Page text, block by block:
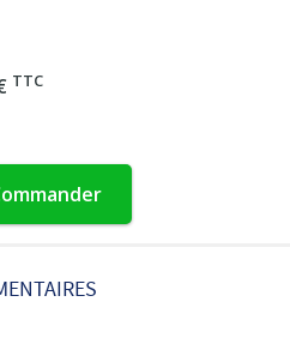
TTC